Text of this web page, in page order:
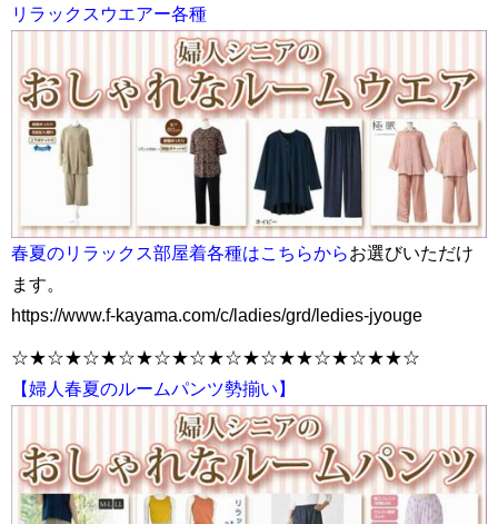
リラックスウエアー各種
春夏のリラックス部屋着各種はこちらからお選びいただけ
ます。
https://www.f-kayama.com/c/ladies/grd/ledies-jyouge
☆★☆★☆★☆★☆★☆★☆★☆★★☆★☆★★☆
【婦人春夏のルームパンツ勢揃い】